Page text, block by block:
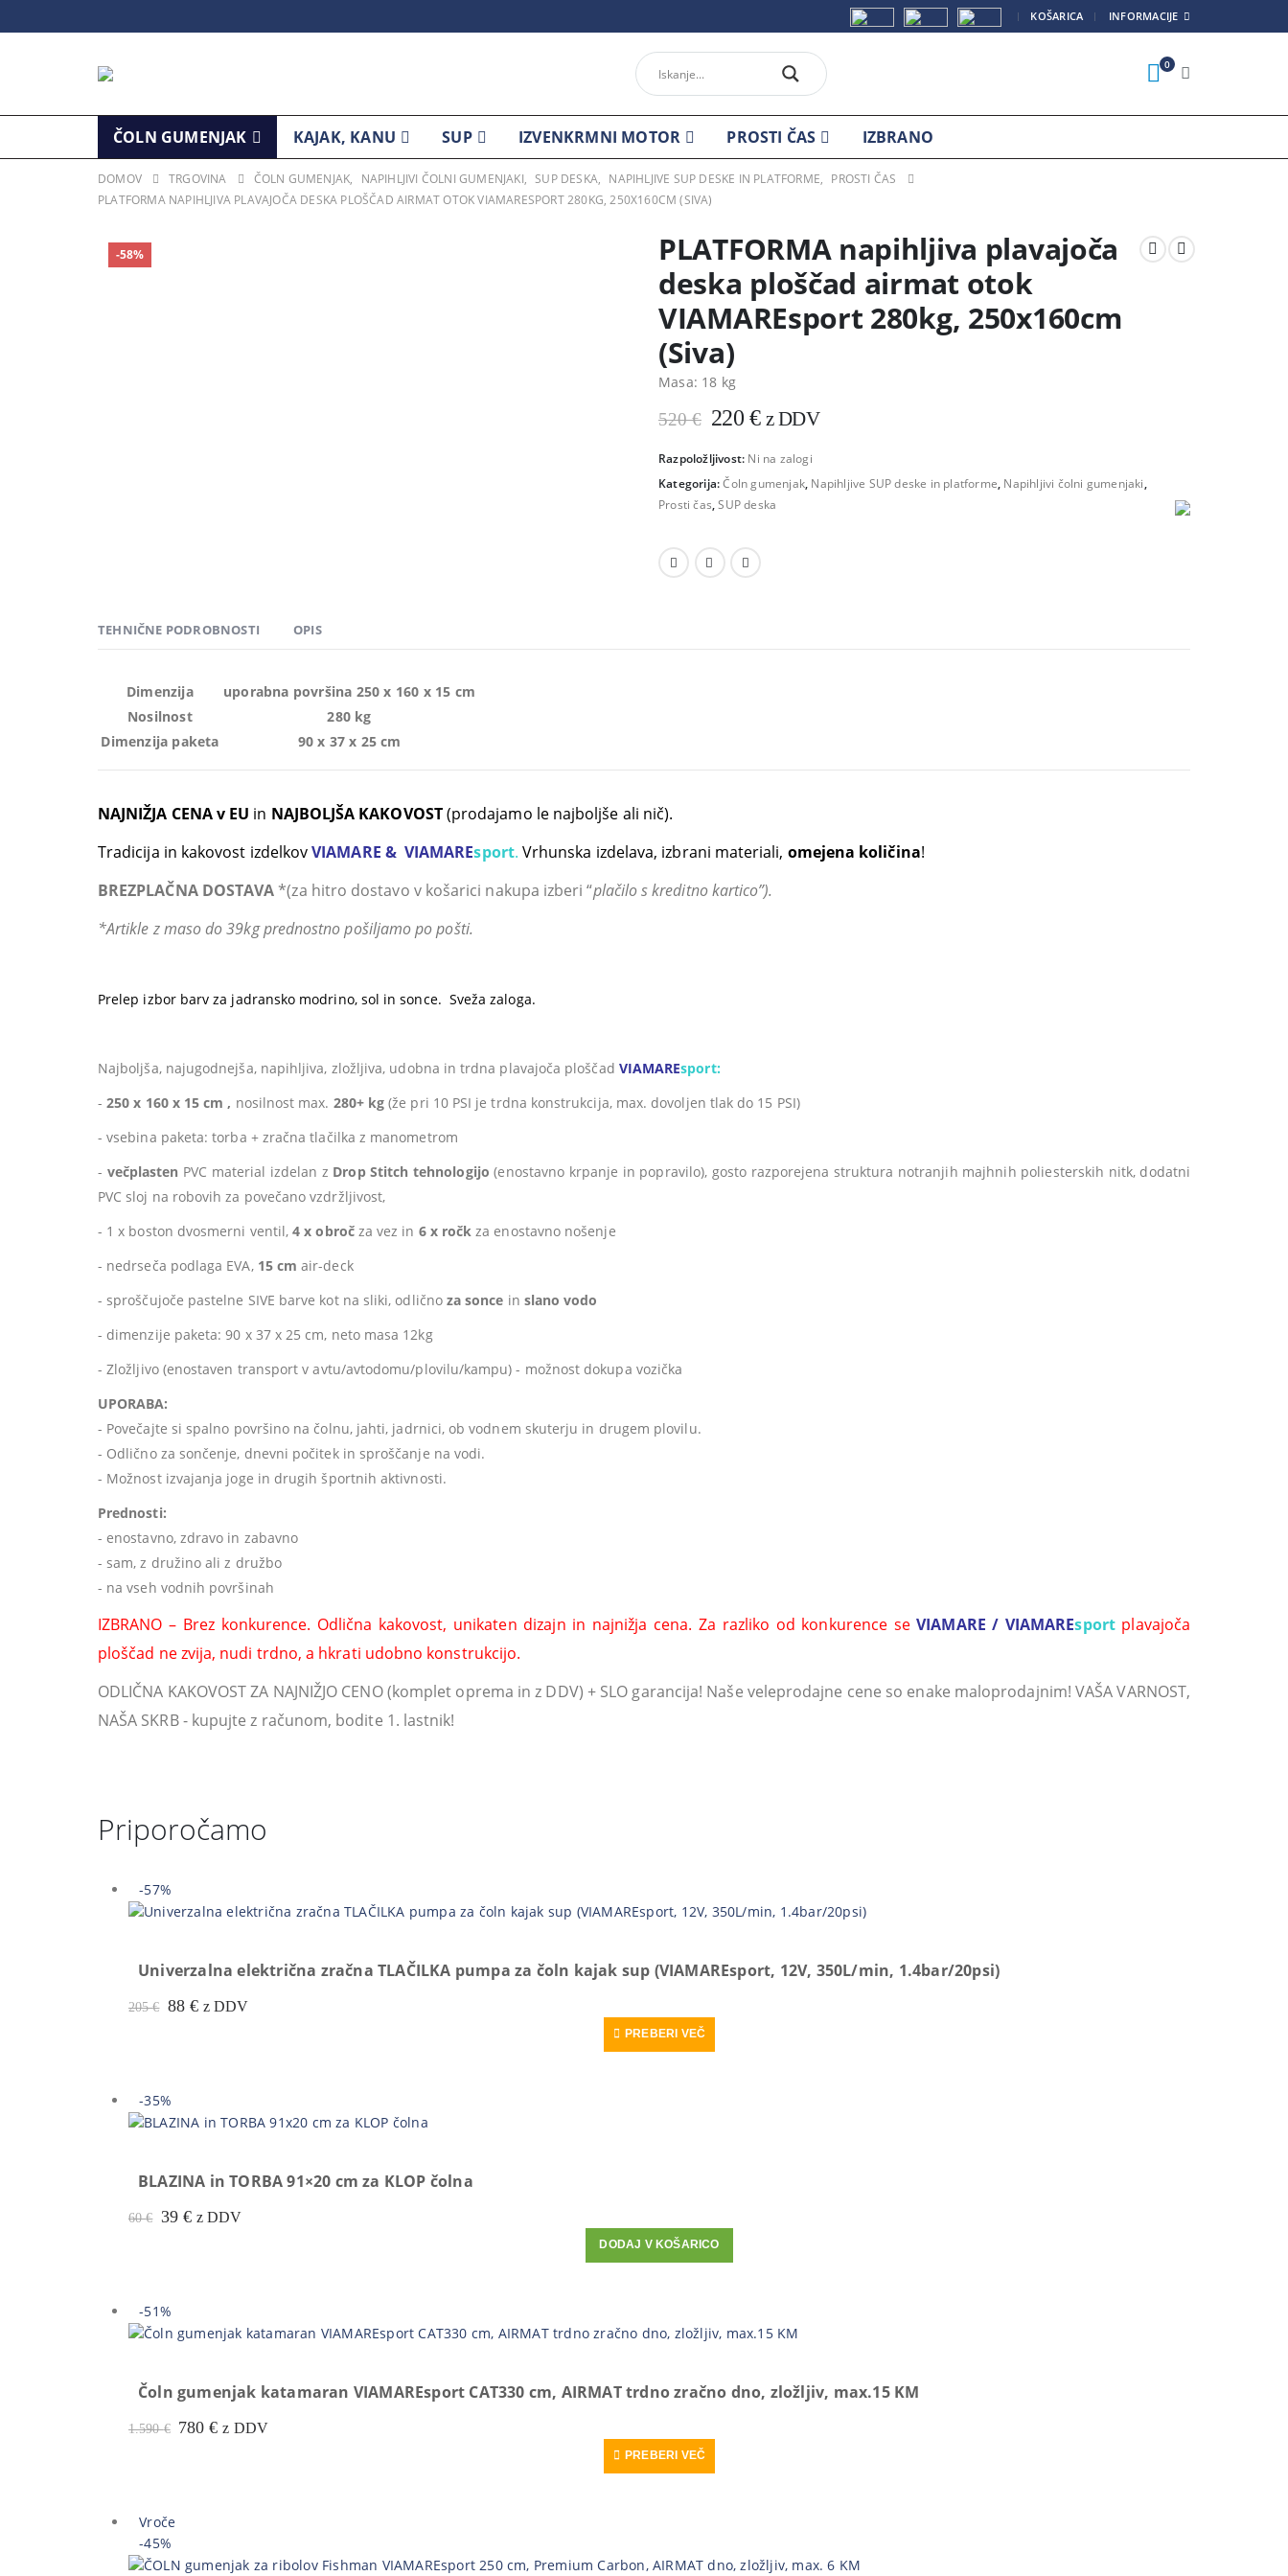
| KOŠARICA INFORMACIJE
0
ČOLN GUMENJAK KAJAK, KANU SUP IZVENKRMNI MOTOR PROSTI ČAS IZBRANO
DOMOV TRGOVINA ČOLN GUMENJAK, NAPIHLJIVI ČOLNI GUMENJAKI, SUP DESKA, NAPIHLJIVE SUP DESKE IN PLATFORME, PROSTI ČAS
PLATFORMA NAPIHLJIVA PLAVAJOČA DESKA PLOŠČAD AIRMAT OTOK VIAMARESPORT 280KG, 250X160CM (SIVA)
-58%
PLATFORMA napihljiva plavajoča
deska ploščad airmat otok
VIAMAREsport 280kg, 250x160cm
(Siva)
Masa: 18 kg
520€ Prvotna
je
bila:
520 €.
220 €Trenutna
je:
220 €.
z DDV
Razpoložljivost: Ni na zalogi
Kategorija:Čoln gumenjak, Napihljive SUP deske in platforme, Napihljivi čolni gumenjaki,
Prosti čas,SUP deska
TEHNIČNE PODROBNOSTI OPIS
Dimenzija
uporabna površina 250 x 160 x 15 cm
Nosilnost
280 kg
Dimenzija paketa
90 x 37 x 25 cm
NAJNIŽJA CENA v EU in NAJBOLJŠA KAKOVOST(prodajamo le najboljše ali nič).
Tradicija in kakovost izdelkovVIAMARE & VIAMAREsport. Vrhunska izdelava, izbrani materiali, omejena količina!
BREZPLAČNA DOSTAVA *(za hitro dostavo v košarici nakupa izberi “plačilo s kreditno kartico”).
*Artikle z maso do 39kg prednostno pošiljamo po pošti.
Prelep izbor barv za jadransko modrino, sol in sonce. Sveža zaloga.
Najboljša, najugodnejša, napihljiva, zložljiva, udobna in trdna plavajoča ploščad VIAMAREsport:
-250 x 160 x 15 cm , nosilnost max. 280+ kg (že pri 10 PSI je trdna konstrukcija, max. dovoljen tlak do 15 PSI)
- vsebina paketa: torba + zračna tlačilka z manometrom
- večplasten PVC material izdelan z Drop Stitch tehnologijo (enostavno krpanje in popravilo), gosto razporejena struktura notranjih majhnih poliesterskih nitk, dodatni
PVC sloj na robovih za povečano vzdržljivost,
- 1 x boston dvosmerni ventil,4 x obroč za vez in 6 x ročk za enostavno nošenje
- nedrseča podlaga EVA, 15 cmair-deck
- sproščujoče pastelne SIVE barve kot na sliki, odlično za sonce in slano vodo
- dimenzije paketa: 90 x 37 x 25 cm, neto masa 12kg
- Zložljivo (enostaven transport v avtu/avtodomu/plovilu/kampu) - možnost dokupa vozička
UPORABA:
- Povečajte si spalno površino na čolnu, jahti, jadrnici, ob vodnem skuterju in drugem plovilu.
- Odlično za sončenje, dnevni počitek in sproščanje na vodi.
- Možnost izvajanja joge in drugih športnih aktivnosti.
Prednosti:
- enostavno, zdravo in zabavno
- sam, z družino ali z družbo
- na vseh vodnih površinah
IZBRANO – Brez konkurence. Odlična kakovost, unikaten dizajn in najnižja cena. Za razliko od konkurence seVIAMARE / VIAMAREsportplavajoča
ploščad ne zvija, nudi trdno, a hkrati udobno konstrukcijo.
ODLIČNA KAKOVOST ZA NAJNIŽJO CENO (komplet oprema in z DDV) + SLO garancija! Naše veleprodajne cene so enake maloprodajnim! VAŠA VARNOST,
NAŠA SKRB - kupujte z računom, bodite 1. lastnik!
Priporočamo
-57%
Univerzalna električna zračna TLAČILKA pumpa za čoln kajak sup (VIAMAREsport, 12V, 350L/min, 1.4bar/20psi)
205€ Prvotna
88 €Trenutna
z DDV
PREBERI VEČ
-35%
BLAZINA in TORBA 91×20 cm za KLOP čolna
60€
Prvotna
39 €Trenutna
z DDV
DODAJ V KOŠARICO
-51%
Čoln gumenjak katamaran VIAMAREsport CAT330 cm, AIRMAT trdno zračno dno, zložljiv, max.15 KM
1.590€ Prvotna
780€Trenutna
z DDV
PREBERI VEČ
Vroče
-45%